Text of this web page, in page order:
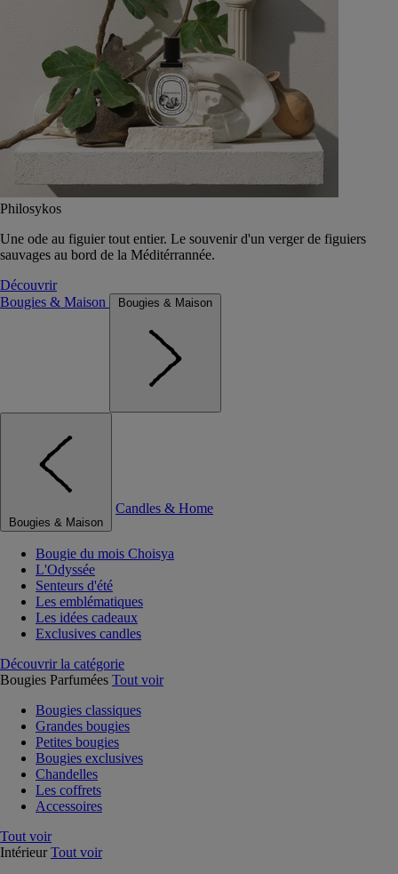
Philosykos
Une ode au figuier tout entier. Le souvenir d'un verger de figuiers
sauvages au bord de la Méditérrannée.
Découvrir
Bougies & Maison
Bougies & Maison
Bougies & Maison
Candles & Home
Bougie du mois Choisya
L'Odyssée
Senteurs d'été
Les emblématiques
Les idées cadeaux
Exclusives candles
Découvrir la catégorie
Bougies Parfumées Tout voir
Bougies classiques
Grandes bougies
Petites bougies
Bougies exclusives
Chandelles
Les coffrets
Accessoires
Tout voir
Intérieur Tout voir